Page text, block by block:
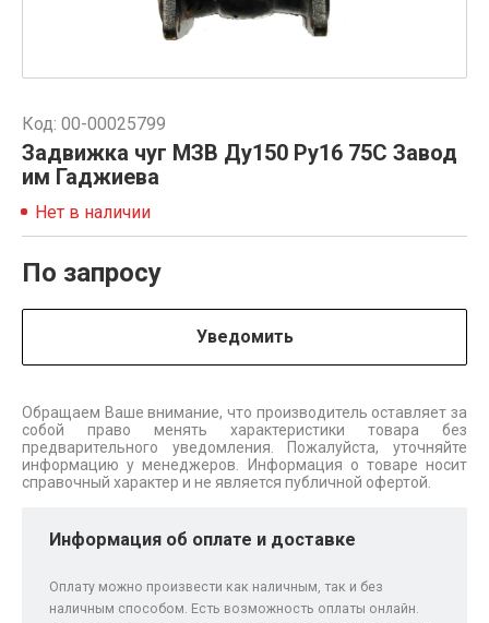
Код: 00-00025799
Задвижка чуг МЗВ Ду150 Ру16 75C Завод
им Гаджиева
Нет в наличии
По запросу
Уведомить
Обращаем Ваше внимание, что производитель оставляет за
собой право менять характеристики товара без
предварительного уведомления. Пожалуйста, уточняйте
информацию у менеджеров. Информация о товаре носит
справочный характер и не является публичной офертой.
Информация об оплате и доставке
Оплату можно произвести как наличным, так и без
наличным способом. Есть возможность оплаты онлайн.